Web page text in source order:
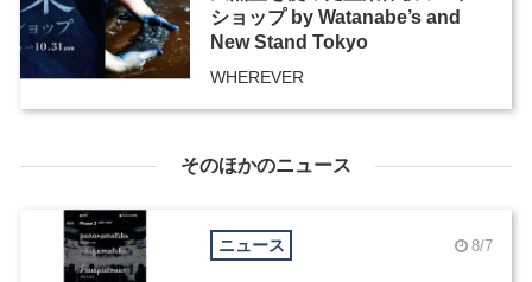
ショップ by Watanabe’s and
New Stand Tokyo
WHEREVER
そのほかのニュース
ニュース 8/7